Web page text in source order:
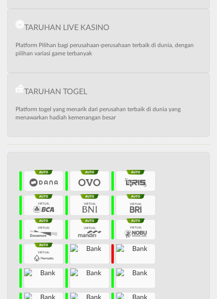
TARUHAN LIVE KASINO
Platform Pilihan bagi perusahaan-perusahaan terbaik di dunia, dengan
pilihan variasi game terbanyak
TARUHAN TOGEL
Platform togel yang menarik dari perusahan terbaik di dunia yang
menawarkan hadiah kemenangan besar